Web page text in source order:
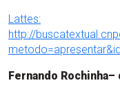
Lattes:
http://
Fernando